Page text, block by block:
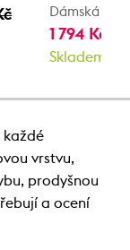
Dámská
1 794 Kč
Skladem
každé
vrstvu,
prodyšnou
a ocení